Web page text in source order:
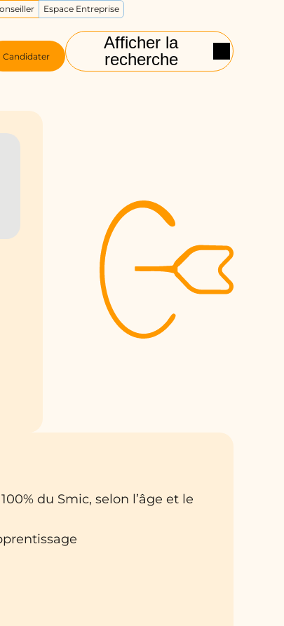
Afficher la
recherche
Candidater
Espace Entreprise
du Smic, selon l’âge et le